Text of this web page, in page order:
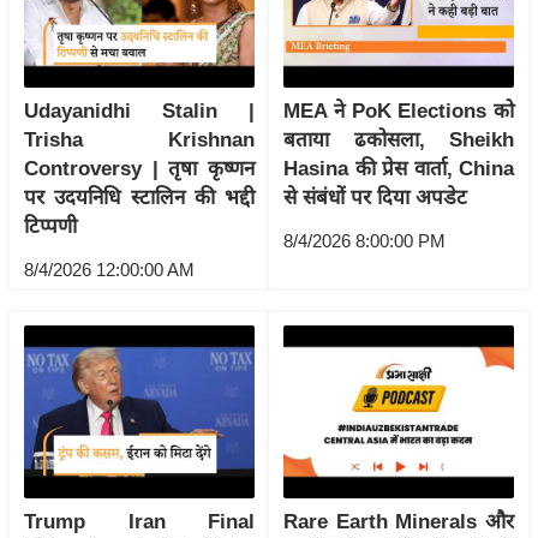
न
शि
रा
ज
नी
ति
श्ले
स
सा
म
यि
क
Udayanidhi Stalin |
Trisha Krishnan
Controversy | तृषा कृष्णन
पर उदयनिधि स्टालिन की भद्दी
टिप्पणी
8/4/2026 12:00:00 AM
MEA ने PoK Elections को
बताया ढकोसला, Sheikh
Hasina की प्रेस वार्ता, China
से संबंधों पर दिया अपडेट
8/4/2026 8:00:00 PM
Trump Iran Final
Rare Earth Minerals और